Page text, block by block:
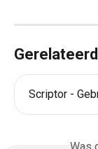
Scriptor -